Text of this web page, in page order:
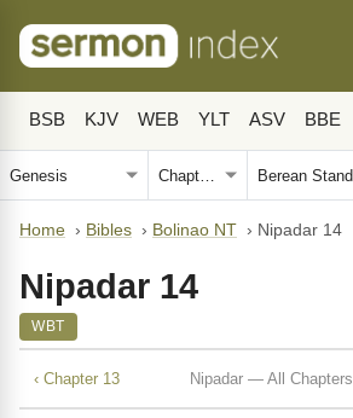
BSB KJV WEB YLT ASV BBE
Home › Bibles › Bolinao NT › Nipadar 14
Nipadar 14
WBT
‹ Chapter 13 Nipadar — All Chapters